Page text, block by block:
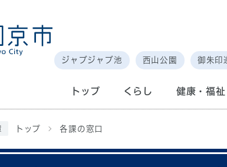
ジャブジャブ池 西山公園 御朱印
トップ くらし 健康・福祉
トップ 各課の窓口